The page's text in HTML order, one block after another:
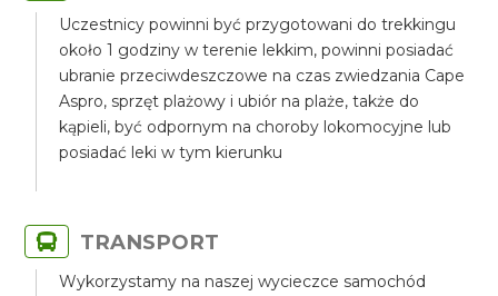
Uczestnicy powinni być przygotowani do trekkingu
około 1 godziny w terenie lekkim, powinni posiadać
ubranie przeciwdeszczowe na czas zwiedzania Cape
Aspro, sprzęt plażowy i ubiór na plaże, także do
kąpieli, być odpornym na choroby lokomocyjne lub
posiadać leki w tym kierunku
TRANSPORT
Wykorzystamy na naszej wycieczce samochód